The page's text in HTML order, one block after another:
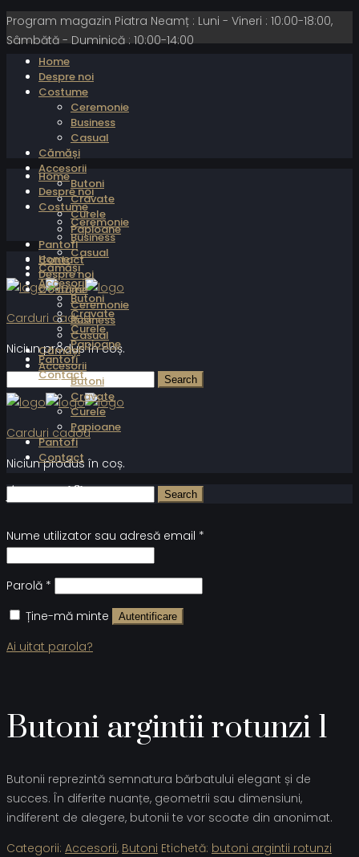
Program magazin Piatra Neamț : Luni - Vineri : 10:00-18:00,
Sâmbătă - Duminică : 10:00-14:00
Home
Despre noi
Costume
Ceremonie
Business
Casual
Cămăși
Accesorii
Butoni
Cravate
Curele
Papioane
Pantofi
Contact
Carduri cadou
Niciun produs în coș.
Home
Despre noi
Costume
Ceremonie
Business
Casual
Cămăși
Accesorii
Butoni
Cravate
Curele
Papioane
Pantofi
Contact
Carduri cadou
Niciun produs în coș.
Home
Despre noi
Costume
Ceremonie
Business
Casual
Cămăși
Accesorii
Butoni
Cravate
Curele
Papioane
Pantofi
Contact
Autentificare
Nume utilizator sau adresă email *
Parolă *
Ține-mă minte
Autentificare
Ai uitat parola?
Butoni argintii rotunzi 1
Butonii reprezintă semnatura bărbatului elegant și de
succes. În diferite nuanțe, geometrii sau dimensiuni,
indiferent de alegere, butonii te vor scoate din anonimat.
Categorii: Accesorii, Butoni Etichetă: butoni argintii rotunzi